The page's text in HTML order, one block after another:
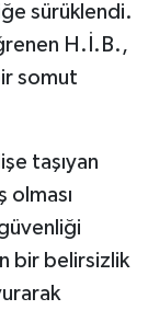
sürüklendi.
H.İ.B.,
somut
taşıyan
olması
bir belirsizlik